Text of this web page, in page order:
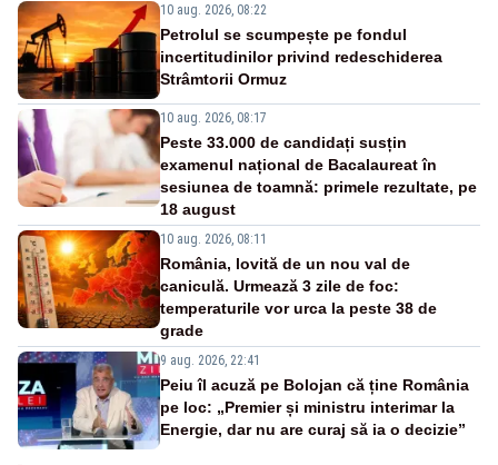
10 aug. 2026, 08:22
Petrolul se scumpește pe fondul
incertitudinilor privind redeschiderea
Strâmtorii Ormuz
10 aug. 2026, 08:17
Peste 33.000 de candidați susțin
examenul național de Bacalaureat în
sesiunea de toamnă: primele rezultate, pe
18 august
10 aug. 2026, 08:11
România, lovită de un nou val de
caniculă. Urmează 3 zile de foc:
temperaturile vor urca la peste 38 de
grade
9 aug. 2026, 22:41
Peiu îl acuză pe Bolojan că ține România
pe loc: „Premier și ministru interimar la
Energie, dar nu are curaj să ia o decizie”